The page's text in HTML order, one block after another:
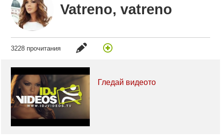
Vatreno, vatreno
3228 прочитания
Гледай видеото